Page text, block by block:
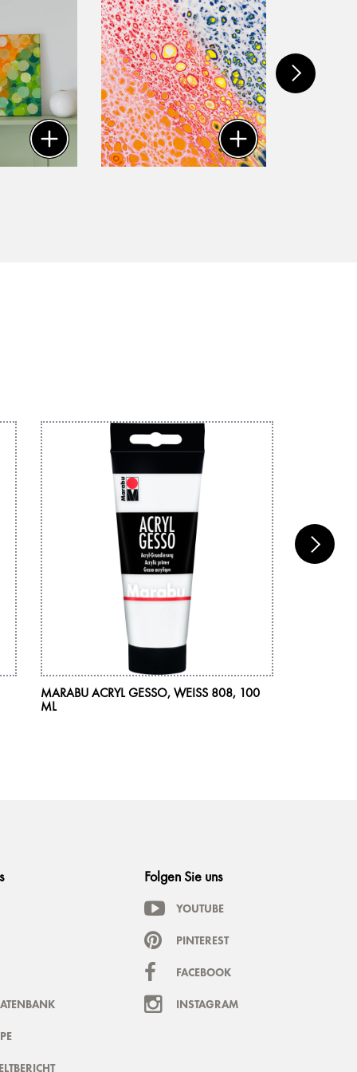
MARABU ACRYL GESSO, WEISS 808, 100 M
L
Folgen Sie uns
YOUTUBE
PINTEREST
FACEBOOK
INSTAGRAM